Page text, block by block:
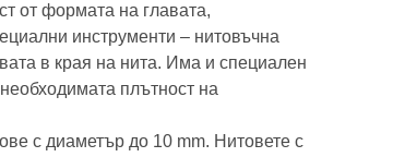
от формата на главата,
инструменти – нитовъчна
в края на нита. Има и специален
плътност на
с диаметър до 10 mm. Нитовете с